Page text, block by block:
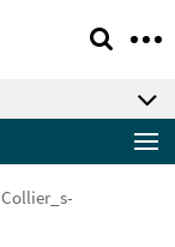
Collier_s-